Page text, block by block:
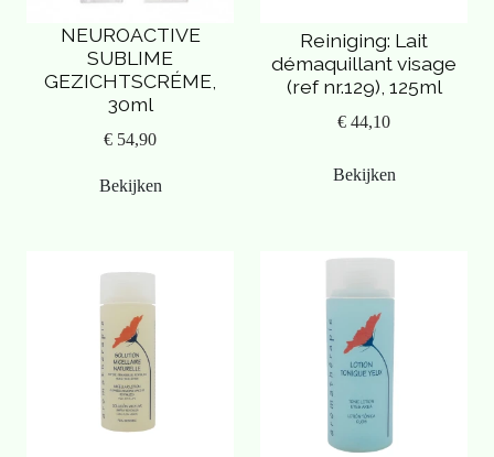
NEUROACTIVE
SUBLIME
GEZICHTSCRÉME,
30ml
€ 54,90
Bekijken
Reiniging: Lait
démaquillant visage
(ref nr.129), 125ml
€ 44,10
Bekijken